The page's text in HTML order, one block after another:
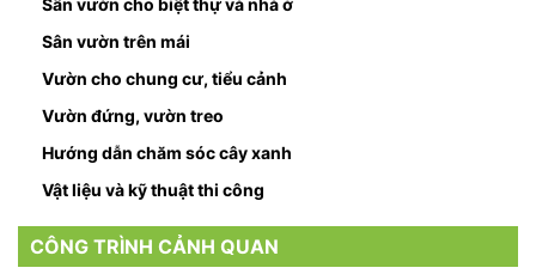
Sân vườn cho biệt thự và nhà ở
Sân vườn trên mái
Vườn cho chung cư, tiểu cảnh
Vườn đứng, vườn treo
Hướng dẫn chăm sóc cây xanh
Vật liệu và kỹ thuật thi công
CÔNG TRÌNH CẢNH QUAN